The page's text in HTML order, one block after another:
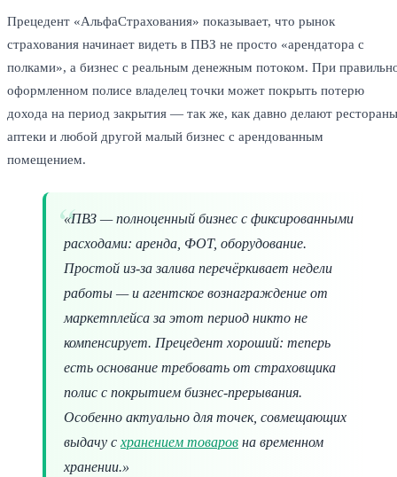
Прецедент «АльфаСтрахования» показывает, что рынок
страхования начинает видеть в ПВЗ не просто «арендатора с
полками», а бизнес с реальным денежным потоком. При
оформленном полисе владелец точки может покрыть потерю
дохода на период закрытия — так же, как давно делают
аптеки и любой другой малый бизнес с арендованным
помещением.
«ПВЗ — полноценный бизнес с фиксированными
расходами: аренда, ФОТ, оборудование.
Простой из-за залива перечёркивает недели
работы — и агентское вознаграждение от
маркетплейса за этот период никто не
компенсирует. Прецедент хороший: теперь
есть основание требовать от страховщика
полис с покрытием бизнес-прерывания.
Особенно актуально для точек, совмещающих
выдачу с хранением товаров на временном
хранении.»